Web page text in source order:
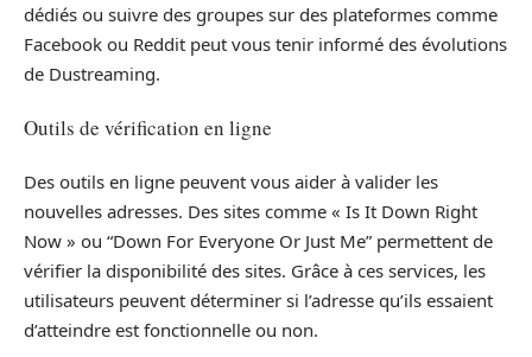
dédiés ou suivre des groupes sur des plateformes comme
Facebook ou Reddit peut vous tenir informé des évolutions
de Dustreaming.
Outils de vérification en ligne
Des outils en ligne peuvent vous aider à valider les
nouvelles adresses. Des sites comme « Is It Down Right
Now » ou “Down For Everyone Or Just Me” permettent de
vérifier la disponibilité des sites. Grâce à ces services, les
utilisateurs peuvent déterminer si l’adresse qu’ils essaient
d’atteindre est fonctionnelle ou non.